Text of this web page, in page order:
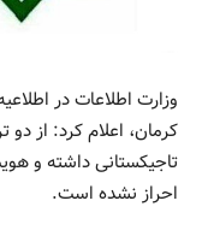
وزارت اطلاعات در
کرمان، اعلام کرد: از
تاجیکستانی داشته و
احراز نشده است.